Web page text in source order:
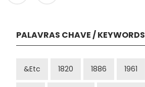
PALAVRAS CHAVE / KEYWORDS
&etc 1820 1886 1961